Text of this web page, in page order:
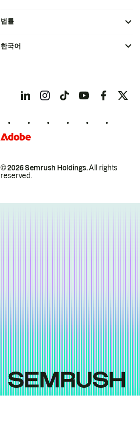
© 2026 Semrush Holdings.All rights
reserved.
법률
한국어